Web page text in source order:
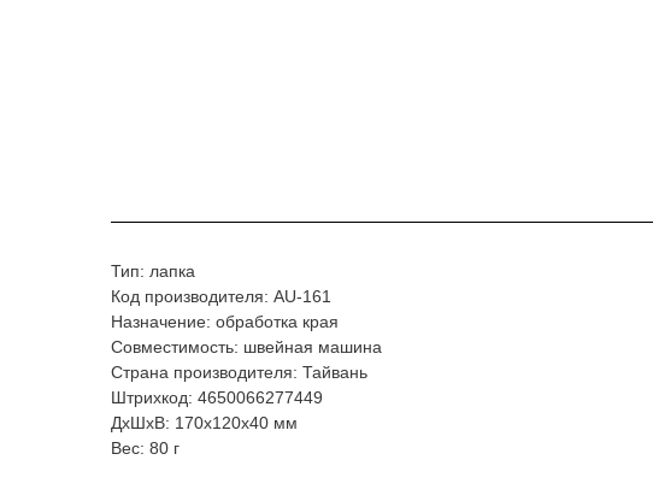
Тип: лапка
Код производителя: AU-161
Назначение: обработка края
Совместимость: швейная машина
Страна производителя: Тайвань
Штрихкод: 4650066277449
ДxШxВ: 170x120x40 мм
Вес: 80 г